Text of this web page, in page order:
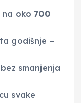
na oko 700
godišnje –
smanjenja
svake